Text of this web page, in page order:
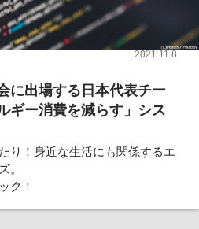
2021.11.8
に出場する日本代表チー
ギー消費を減らす」シス
り！身近な生活にも関係するエ
。
ク！